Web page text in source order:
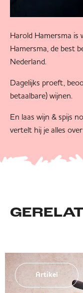
Harold Hamersma is
Hamersma, de best
Nederland.
Dagelijks proeft,
betaalbare) wijnen.
En laas wijn & spijs
vertelt hij je alles
Artikel